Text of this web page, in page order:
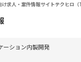
求人・案件情報サイトテクヒロ
ーション内製開発